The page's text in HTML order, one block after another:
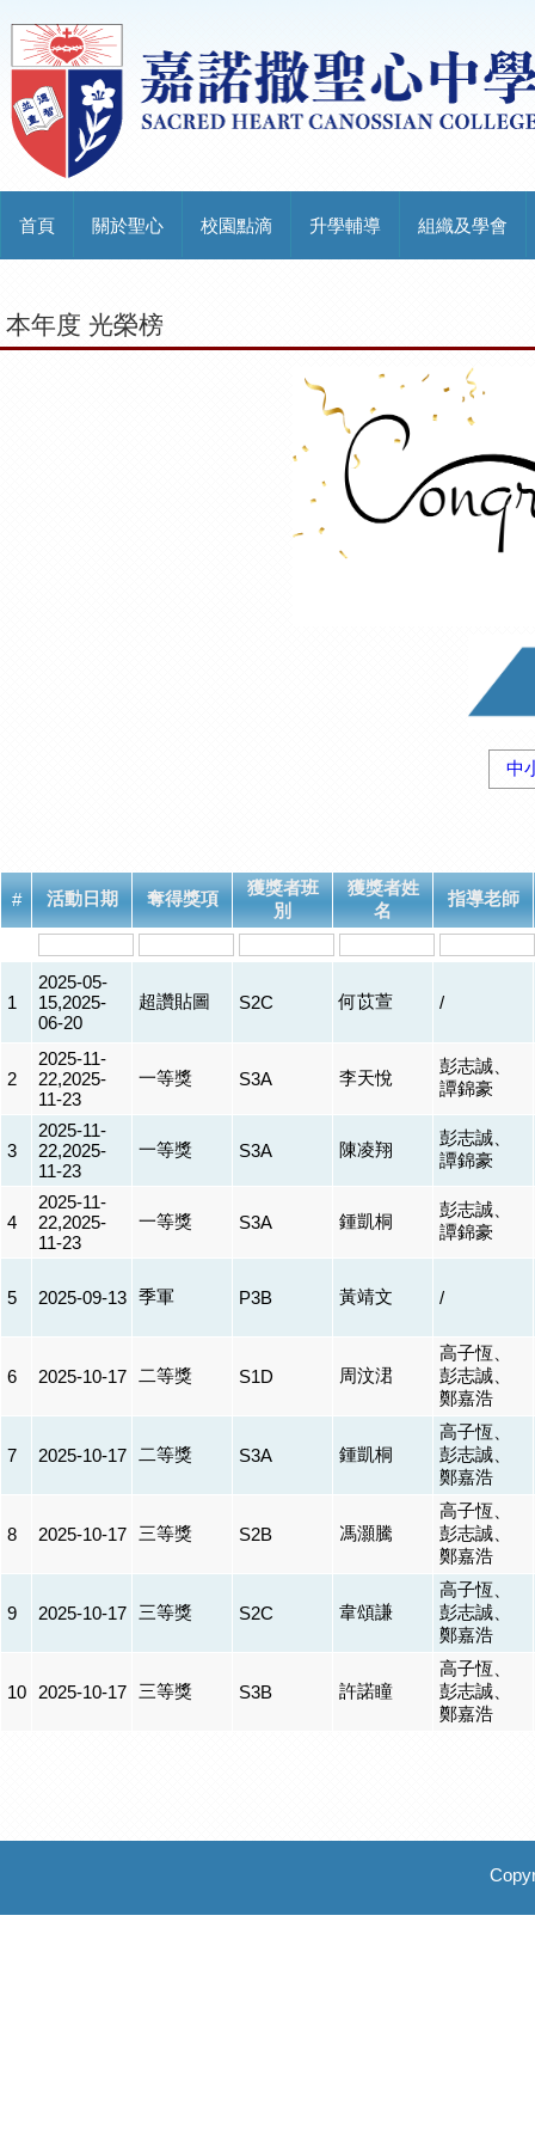
首頁 關於聖心 校園點滴 升學輔導 組織及學會
本年度 光榮榜
中
# 活動日期 奪得獎項
獲獎者班
別
獲獎者姓
名
指導老師
1
2025-05-
15,2025-
06-20
超讚貼圖 S2C 何苡萱 /
2
2025-11-
22,2025-
11-23
一等獎 S3A 李天悅
彭志誠、
譚錦豪
3
2025-11-
22,2025-
11-23
一等獎 S3A 陳凌翔
彭志誠、
譚錦豪
4
2025-11-
22,2025-
11-23
一等獎 S3A 鍾凱桐
彭志誠、
譚錦豪
5 2025-09-13 季軍 P3B 黃靖文 /
6 2025-10-17 二等獎 S1D 周汶涒
高子恆、
彭志誠、
鄭嘉浩
7 2025-10-17 二等獎 S3A 鍾凱桐
高子恆、
彭志誠、
鄭嘉浩
8 2025-10-17 三等獎 S2B 馮灝騰
高子恆、
彭志誠、
鄭嘉浩
9 2025-10-17 三等獎 S2C 韋頌謙
高子恆、
彭志誠、
鄭嘉浩
10 2025-10-17 三等獎 S3B 許諾瞳
高子恆、
彭志誠、
鄭嘉浩